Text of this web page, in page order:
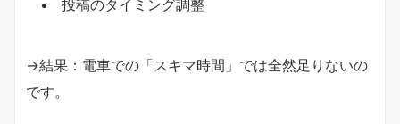
投稿のタイミング調整
→結果：電車での「スキマ時間」では全然足りないの
です。